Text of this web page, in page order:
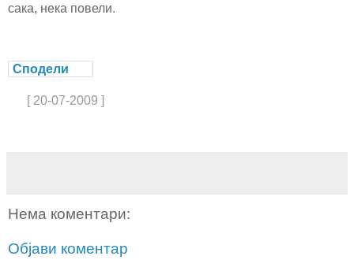
сака, нека повели.
Сподели
[ 20-07-2009 ]
Нема коментари:
Објави коментар